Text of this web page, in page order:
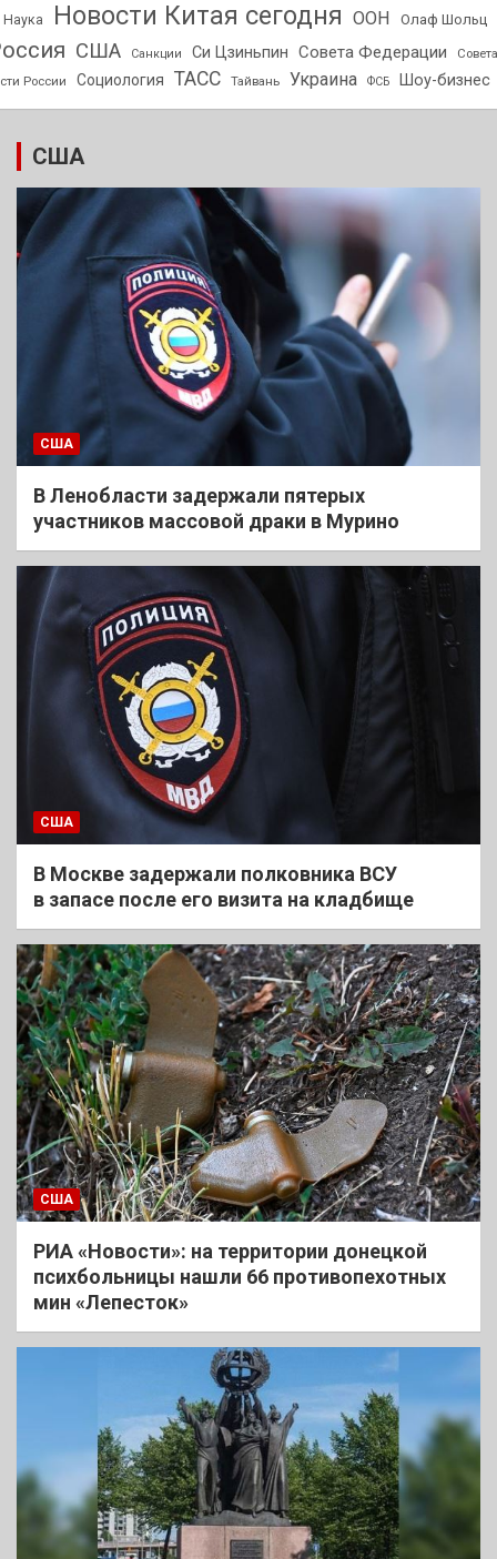
Наука Новости Китая сегодня ООН Олаф Шольц
США Санкции Си Цзиньпин Совета Федерации
Совета
России
Социология ТАСС Тайвань Украина ФСБ Шоу-бизнес
США
США
В Ленобласти задержали пятерых
участников массовой драки в Мурино
США
В Москве задержали полковника ВСУ
в запасе после его визита на кладбище
США
РИА «Новости»: на территории донецкой
психбольницы нашли 66 противопехотных
мин «Лепесток»